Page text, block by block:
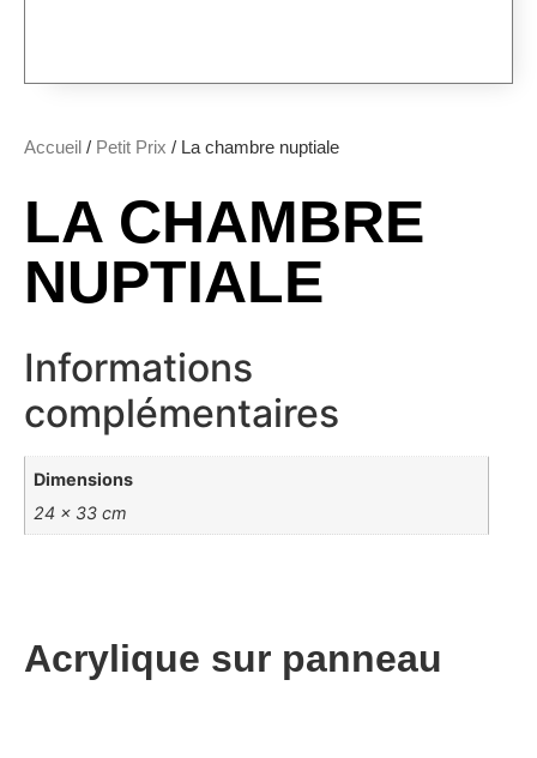
Accueil / Petit Prix / La chambre nuptiale
LA CHAMBRE
NUPTIALE
Informations
complémentaires
Dimensions
24 × 33 cm
Acrylique sur panneau